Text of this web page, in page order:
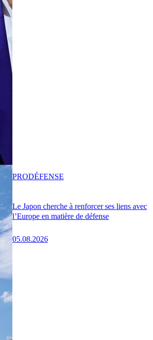
Le Japon cherche à renforcer ses liens avec
l’Europe en matière de défense
05.08.2026
PRODÉFENSE